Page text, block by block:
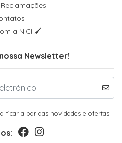
a NICI 🖌
Newsletter!
ficar a par das novidades e ofertas!